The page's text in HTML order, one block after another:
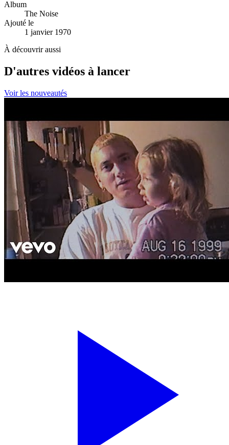
Album
The Noise
Ajouté le
1 janvier 1970
À découvrir aussi
D'autres vidéos à lancer
Voir les nouveautés